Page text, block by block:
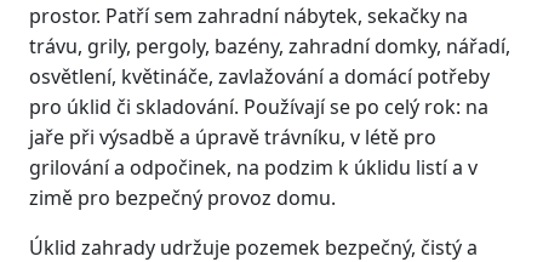
prostor. Patří sem zahradní nábytek, sekačky na
trávu, grily, pergoly, bazény, zahradní domky, nářadí,
osvětlení, květináče, zavlažování a domácí potřeby
pro úklid či skladování. Používají se po celý rok: na
jaře při výsadbě a úpravě trávníku, v létě pro
grilování a odpočinek, na podzim k úklidu listí a v
zimě pro bezpečný provoz domu.
Úklid zahrady udržuje pozemek bezpečný, čistý a